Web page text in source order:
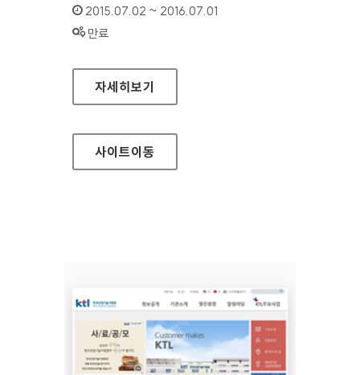
인증기간 :
2015.07.02 ~ 2016.07.01
상태 :
만료
의약품종합관리정보센터 홈페이지
자세히보기
사이트이동